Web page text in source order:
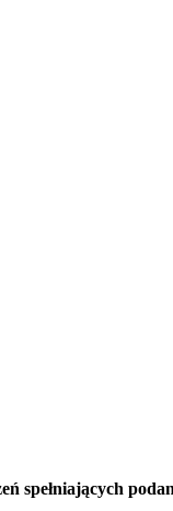
spełniających